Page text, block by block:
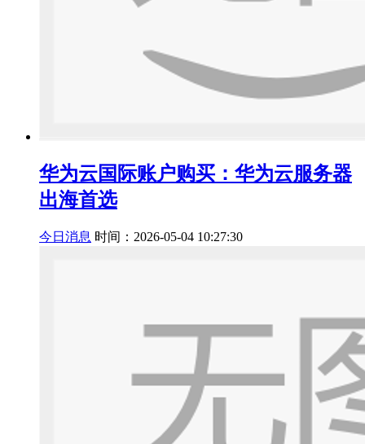
华为云国际账户购买：华为云服务器
出海首选
今日消息 时间：2026-05-04 10:27:30